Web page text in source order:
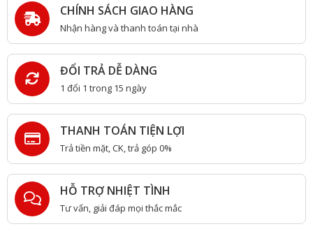
CHÍNH SÁCH GIAO HÀNG
Nhận hàng và thanh toán tại nhà
ĐỔI TRẢ DỄ DÀNG
1 đổi 1 trong 15 ngày
THANH TOÁN TIỆN LỢI
Trả tiền mặt, CK, trả góp 0%
HỖ TRỢ NHIỆT TÌNH
Tư vấn, giải đáp mọi thắc mắc